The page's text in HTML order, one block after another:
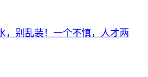
，别乱装！一个不慎，人才两